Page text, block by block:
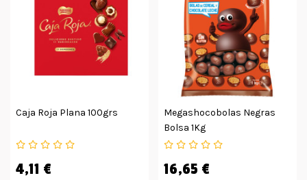
Caja Roja Plana 100grs
4,11 €
Megashocobolas Negras
Bolsa 1Kg
16,65 €